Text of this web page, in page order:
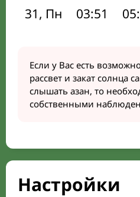
31, Пн
03:51
Если у Вас есть
рассвет и закат солнца
слышать азан, то
собственными
Настройки